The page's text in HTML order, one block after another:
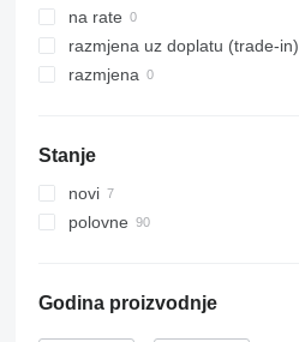
na rate
razmjena uz doplatu (trade-in)
razmjena
Stanje
novi
polovne
Godina proizvodnje